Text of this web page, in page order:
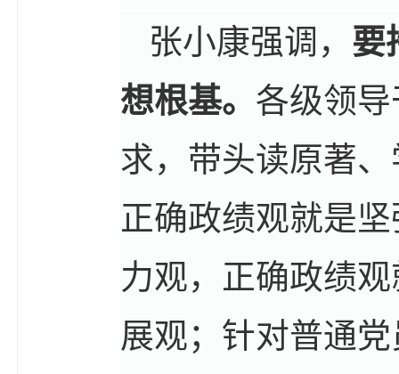
张小康强调， 要
想根基。 各级领
求，带头读原著
正确政绩观就是
力观，正确政绩
展观；针对普通